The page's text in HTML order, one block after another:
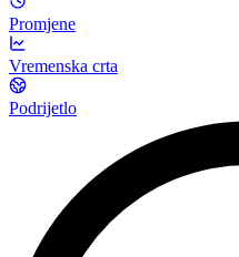
Promjene
Vremenska crta
Podrijetlo